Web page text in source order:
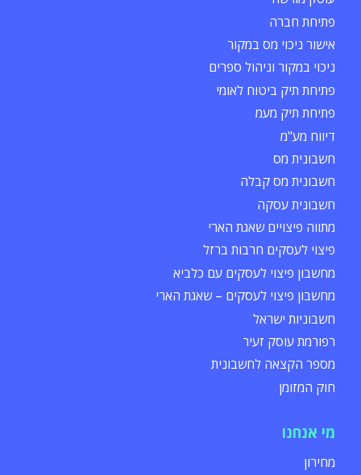
פתיחת חברה
אישור ניכוי מס במקור
ניכוי במקור וניהול ספרים
פתיחת תיק ביטוח לאומי
פתיחת תיק מעמ
דיווח מע"מ
חשבונית מס
חשבונית מס קבלה
חשבונית עסקה
מתווה פיצויים שאגת הארי
פיצוי לעסקים חרבות ברזל
מחשבון פיצוי לעסקים עם כלביא
מחשבון פיצוי לעסקים – שאגת הארי
חשבוניות ישראל
רפורמת עוסק זעיר
מספר הקצאה לחשבונית
חוק המזומן
מי אנחנו
מחירון